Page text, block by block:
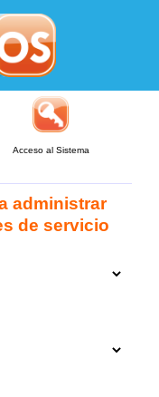
Acceso al Sistema
administrar
de servicio